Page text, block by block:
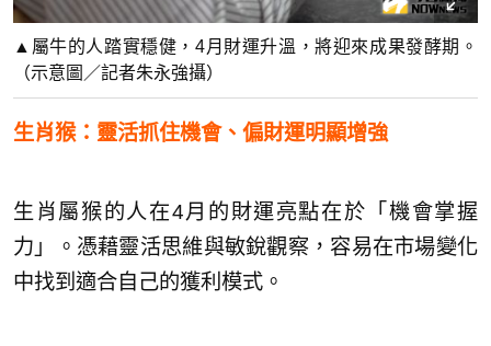
▲屬牛的人踏實穩健，4月財運升溫，將迎來成果發酵期。
（示意圖／記者朱永強攝）
生肖猴：靈活抓住機會、偏財運明顯增強
生肖屬猴的人在4月的財運亮點在於「機會掌握
力」。憑藉靈活思維與敏銳觀察，容易在市場變化
中找到適合自己的獲利模式。